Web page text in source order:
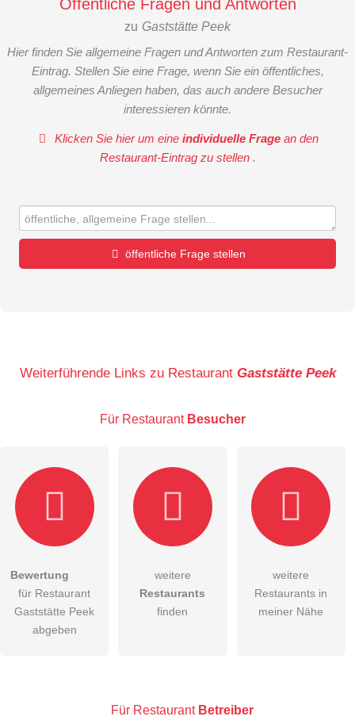
Öffentliche Fragen und Antworten
zu Gaststätte Peek
Hier finden Sie allgemeine Fragen und Antworten zum Restaurant-
Eintrag. Stellen Sie eine Frage, wenn Sie ein öffentliches,
allgemeines Anliegen haben, das auch andere Besucher
interessieren könnte.
Klicken Sie hier um eineindividuelle Frage an den
Restaurant-Eintrag zu stellen .
öffentliche Frage stellen
E-Mail-Adresse (wird nicht veröffentlicht)
Hiermit akzeptiere ich dieAGB
DieDatenschutzerklärung habe ich zur Kenntnis genommen.
Besucher sichtbar.
Weiterführende Links zu Restaurant Gaststätte Peek
Für Restaurant Besucher
Bewertung
für Restaurant
Gaststätte Peek
abgeben
weitere
Restaurants
finden
weitere
Restaurants in
meiner Nähe
Für Restaurant Betreiber